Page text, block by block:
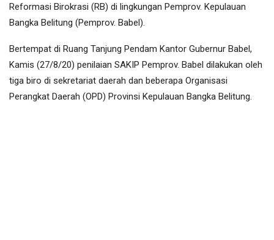
Reformasi Birokrasi (RB) di lingkungan Pemprov. Kepulauan
Bangka Belitung (Pemprov. Babel).
Bertempat di Ruang Tanjung Pendam Kantor Gubernur Babel,
Kamis (27/8/20) penilaian SAKIP Pemprov. Babel dilakukan oleh
tiga biro di sekretariat daerah dan beberapa Organisasi
Perangkat Daerah (OPD) Provinsi Kepulauan Bangka Belitung.